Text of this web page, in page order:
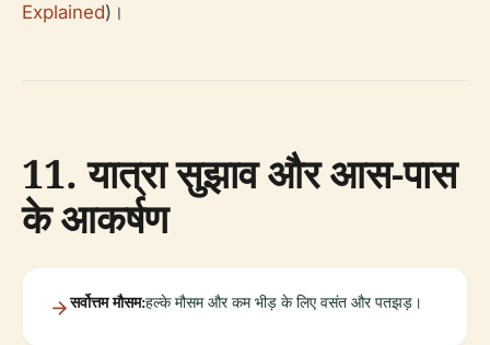
Explained)।
11. यात्रा सुझाव और आस-पास
के आकर्षण
सर्वोत्तम मौसम:हल्के मौसम और कम भीड़ के लिए वसंत और पतझड़।